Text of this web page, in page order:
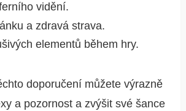
vidění.
a zdravá strava.
elementů během hry.
doporučení můžete výrazně
a pozornost a zvýšit své šance